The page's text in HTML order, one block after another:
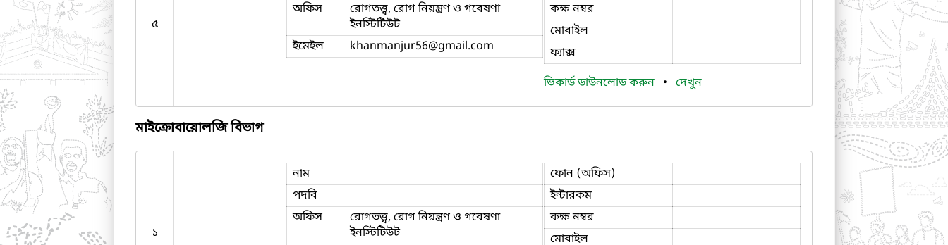
৫
অফিস
রোগতত্ত্ব, রোগ নিয়ন্ত্রণ ও গবেষণা
ইনস্টিটিউট
ইমেইল
khanmanjur56@gmail.com
কক্ষ নম্বর
মোবাইল
ফ্যাক্স
ভিকার্ড ডাউনলোড করুন • দেখুন
মাইক্রোবায়োলজি বিভাগ
১
নাম
পদবি
অফিস
রোগতত্ত্ব, রোগ নিয়ন্ত্রণ ও গবেষণা
ইনস্টিটিউট
ফোন (অফিস)
ইন্টারকম
কক্ষ নম্বর
মোবাইল